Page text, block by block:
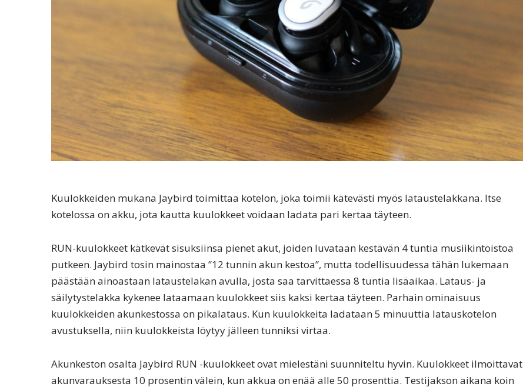
Kuulokkeiden mukana Jaybird toimittaa kotelon, joka toimii kätevästi myös lataustelakkana. Itse
kotelossa on akku, jota kautta kuulokkeet voidaan ladata pari kertaa täyteen.
RUN-kuulokkeet kätkevät sisuksiinsa pienet akut, joiden luvataan kestävän 4 tuntia musiikintoistoa
putkeen. Jaybird tosin mainostaa ”12 tunnin akun kestoa”, mutta todellisuudessa tähän lukemaan
päästään ainoastaan lataustelakan avulla, josta saa tarvittaessa 8 tuntia lisäaikaa. Lataus- ja
säilytystelakka kykenee lataamaan kuulokkeet siis kaksi kertaa täyteen. Parhain ominaisuus
kuulokkeiden akunkestossa on pikalataus. Kun kuulokkeita ladataan 5 minuuttia latauskotelon
avustuksella, niin kuulokkeista löytyy jälleen tunniksi virtaa.
Akunkeston osalta Jaybird RUN -kuulokkeet ovat mielestäni suunniteltu hyvin. Kuulokkeet ilmoittavat
akunvarauksesta 10 prosentin välein, kun akkua on enää alle 50 prosenttia. Testijakson aikana koin